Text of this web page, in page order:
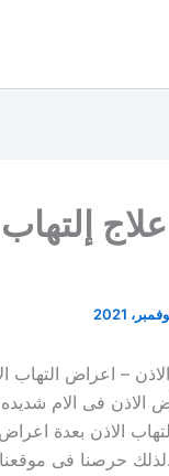
– اعراض التهاب
الاذن فى الام
الاذن بعدة
حرصنا فى موقعنا